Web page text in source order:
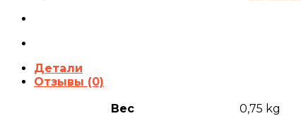
Детали
Отзывы (0)
Вес
0,75 kg